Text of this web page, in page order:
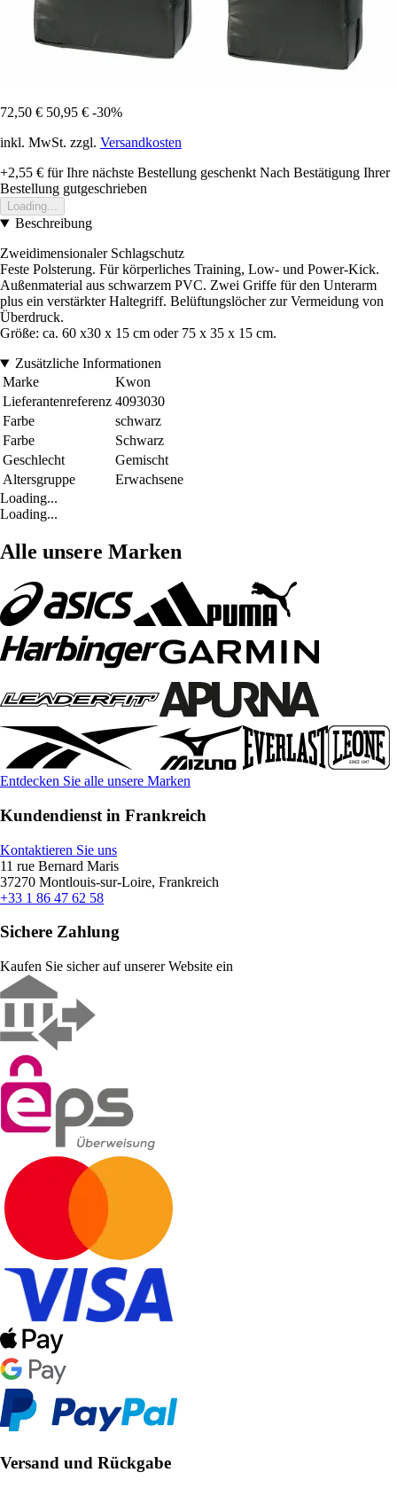
72,50 € 50,95 € -30%
inkl. MwSt. zzgl. Versandkosten
+2,55 € für Ihre nächste Bestellung geschenkt Nach Bestätigung Ihrer
Bestellung gutgeschrieben
Loading...
Beschreibung
Zweidimensionaler Schlagschutz
Feste Polsterung. Für körperliches Training, Low- und Power-Kick.
Außenmaterial aus schwarzem PVC. Zwei Griffe für den Unterarm
plus ein verstärkter Haltegriff. Belüftungslöcher zur Vermeidung von
Überdruck.
Größe: ca. 60 x30 x 15 cm oder 75 x 35 x 15 cm.
Zusätzliche Informationen
Marke
Kwon
Lieferantenreferenz 4093030
Farbe
schwarz
Farbe
Schwarz
Geschlecht
Gemischt
Altersgruppe
Erwachsene
Loading...
Loading...
Alle unsere Marken
Entdecken Sie alle unsere Marken
Kundendienst in Frankreich
Kontaktieren Sie uns
11 rue Bernard Maris
37270 Montlouis-sur-Loire, Frankreich
+33 1 86 47 62 58
Sichere Zahlung
Kaufen Sie sicher auf unserer Website ein
Versand und Rückgabe